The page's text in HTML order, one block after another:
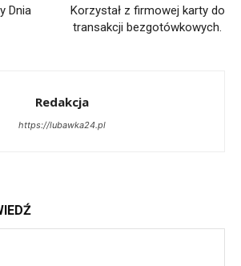
Dnia
Korzystał z firmowej karty do
transakcji bezgotówkowych.
Redakcja
https://lubawka24.pl